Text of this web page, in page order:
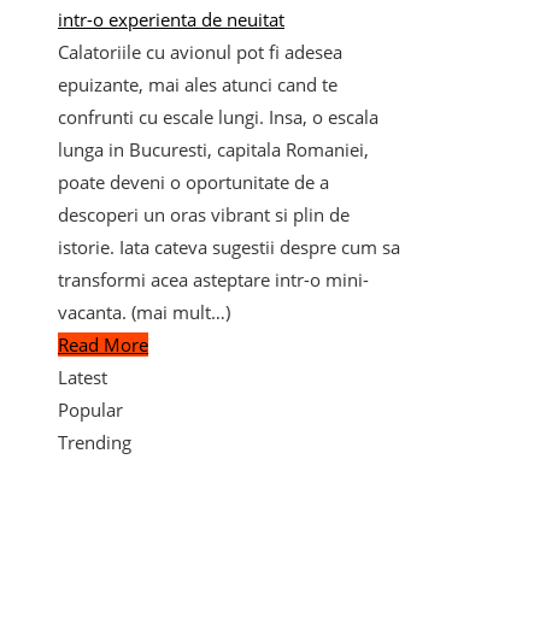
intr-o experienta de neuitat
Calatoriile cu avionul pot fi adesea
epuizante, mai ales atunci cand te
confrunti cu escale lungi. Insa, o escala
lunga in Bucuresti, capitala Romaniei,
poate deveni o oportunitate de a
descoperi un oras vibrant si plin de
istorie. Iata cateva sugestii despre cum sa
transformi acea asteptare intr-o mini-
vacanta. (mai mult…)
Read More
Latest
Popular
Trending